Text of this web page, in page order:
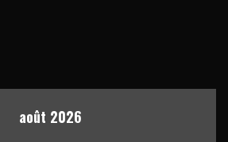
août 2026